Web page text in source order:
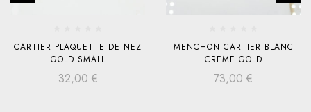
CARTIER PLAQUETTE DE NEZ
GOLD SMALL
32,00 €
MENCHON CARTIER BLANC
CREME GOLD
73,00 €